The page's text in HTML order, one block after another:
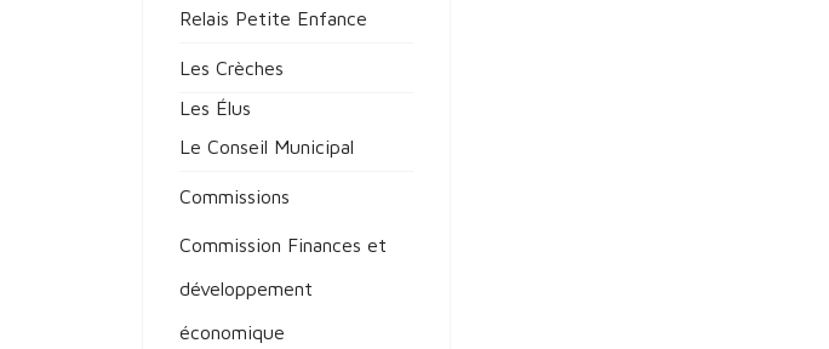
Relais Petite Enfance
Les Crèches
Les Élus
Le Conseil Municipal
Commissions
Commission Finances et
développement
économique